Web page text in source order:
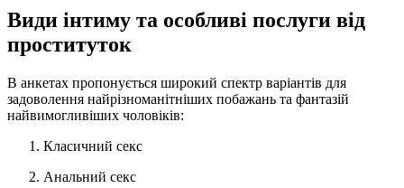
Види інтиму та особливі послуги від
проституток
В анкетах пропонується широкий спектр варіантів для
задоволення найрізноманітніших побажань та фантазій
найвимогливіших чоловіків:
Класичний секс
Анальний секс